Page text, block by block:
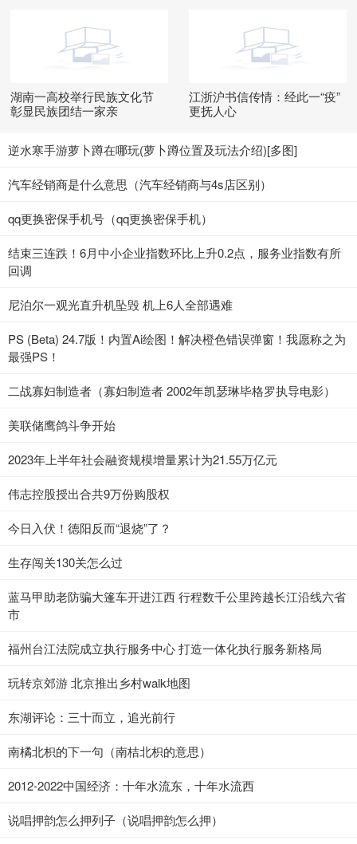
湖南一高校举行民族文化节
彰显民族团结一家亲
江浙沪书信传情：经此一“疫”
更抚人心
逆水寒手游萝卜蹲在哪玩(萝卜蹲位置及玩法介绍)[多图]
汽车经销商是什么意思（汽车经销商与4s店区别）
qq更换密保手机号（qq更换密保手机）
结束三连跌！6月中小企业指数环比上升0.2点，服务业指数有所
回调
尼泊尔一观光直升机坠毁 机上6人全部遇难
PS (Beta) 24.7版！内置Ai绘图！解决橙色错误弹窗！我愿称之为
最强PS！
二战寡妇制造者（寡妇制造者 2002年凯瑟琳毕格罗执导电影）
美联储鹰鸽斗争开始
2023年上半年社会融资规模增量累计为21.55万亿元
伟志控股授出合共9万份购股权
今日入伏！德阳反而“退烧”了？
生存闯关130关怎么过
蓝马甲助老防骗大篷车开进江西 行程数千公里跨越长江沿线六省
市
福州台江法院成立执行服务中心 打造一体化执行服务新格局
玩转京郊游 北京推出乡村walk地图
东湖评论：三十而立，追光前行
南橘北枳的下一句（南桔北枳的意思）
2012-2022中国经济：十年水流东，十年水流西
说唱押韵怎么押列子（说唱押韵怎么押）